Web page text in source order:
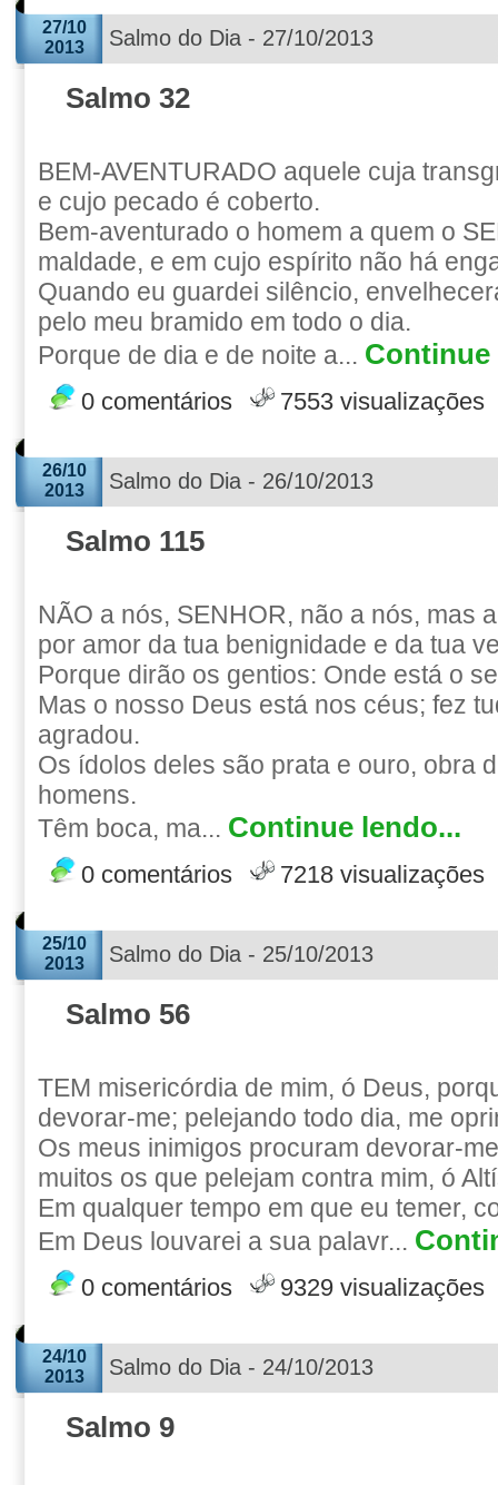
27/10
2013
Salmo do Dia - 27/10/2013
Salmo 32
BEM-AVENTURADO aquele cuja
e cujo pecado é coberto.
Bem-aventurado o homem a quem o
maldade, e em cujo espírito não há
Quando eu guardei silêncio,
pelo meu bramido em todo o dia.
Porque de dia e de noite a... Continue
0 comentários 7553 visualizações
26/10
2013
Salmo do Dia - 26/10/2013
Salmo 115
NÃO a nós, SENHOR, não a nós, mas
por amor da tua benignidade e da tua
Porque dirão os gentios: Onde está o
Mas o nosso Deus está nos céus; fez
agradou.
Os ídolos deles são prata e ouro, obra
homens.
Têm boca, ma... Continue lendo...
0 comentários 7218 visualizações
25/10
2013
Salmo do Dia - 25/10/2013
Salmo 56
TEM misericórdia de mim, ó Deus,
devorar-me; pelejando todo dia, me
Os meus inimigos procuram devorar-
muitos os que pelejam contra mim, ó
Em qualquer tempo em que eu temer,
Em Deus louvarei a sua palavr...
0 comentários 9329 visualizações
24/10
2013
Salmo do Dia - 24/10/2013
Salmo 9